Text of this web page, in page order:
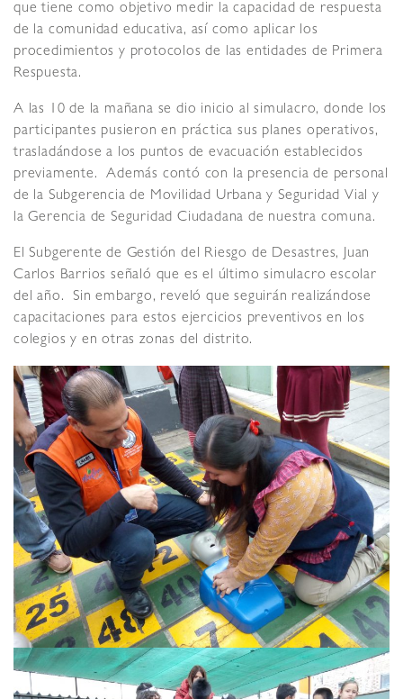
que tiene como objetivo medir la capacidad de respuesta
de la comunidad educativa, así como aplicar los
procedimientos y protocolos de las entidades de Primera
Respuesta.
A las 10 de la mañana se dio inicio al simulacro, donde los
participantes pusieron en práctica sus planes operativos,
trasladándose a los puntos de evacuación establecidos
previamente. Además contó con la presencia de personal
de la Subgerencia de Movilidad Urbana y Seguridad Vial y
la Gerencia de Seguridad Ciudadana de nuestra comuna.
El Subgerente de Gestión del Riesgo de Desastres, Juan
Carlos Barrios señaló que es el último simulacro escolar
del año. Sin embargo, reveló que seguirán realizándose
capacitaciones para estos ejercicios preventivos en los
colegios y en otras zonas del distrito.